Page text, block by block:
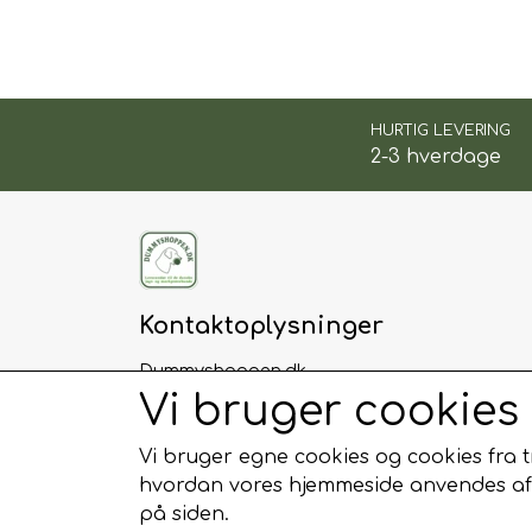
HURTIG LEVERING
2-3 hverdage
Kontaktoplysninger
Dummyshoppen.dk
Floritsvej 12
8765 Klovborg
Telefon: 61559953
CVR: 36992085
Vi bruger cookies
Vi bruger egne cookies og cookies fra
hvordan vores hjemmeside anvendes
på siden.